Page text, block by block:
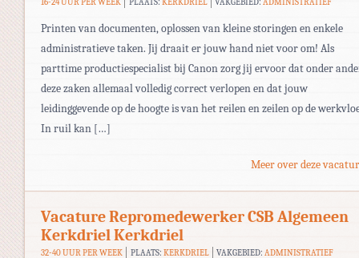
Printen van documenten, oplossen van kleine storingen en enkele
administratieve taken. Jij draait er jouw hand niet voor om! Als
parttime productiespecialist bij Canon zorg jij ervoor dat onder
deze zaken allemaal volledig correct verlopen en dat jouw
leidinggevende op de hoogte is van het reilen en zeilen op de
In ruil kan […]
Meer over deze
Vacature Repromedewerker CSB Algemeen
Kerkdriel Kerkdriel
32-40 UUR PER WEEK PLAATS: KERKDRIEL VAKGEBIED:ADMINISTRATIEF